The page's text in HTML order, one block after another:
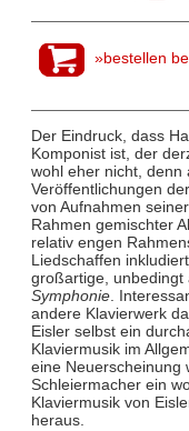
»bestellen
Der Eindruck, dass
Komponist ist, der
wohl eher nicht, denn
Veröffentlichungen
von Aufnahmen
Rahmen gemischter
relativ engen
Liedschaffen
großartige, unbedingt
Symphonie.
andere Klavierwerk
Eisler selbst ein
Klaviermusik im
eine Neuerscheinung
Schleiermacher ein
Klaviermusik von
heraus.